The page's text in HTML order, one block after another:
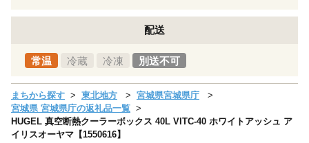
配送
常温 冷蔵 冷凍 別送不可
まちから探す 東北地方
宮城県宮城県庁
宮城県 宮城県庁の返礼品一覧
HUGEL 真空断熱クーラーボックス 40L VITC-40 ホワイトアッシュ ア
イリスオーヤマ【1550616】